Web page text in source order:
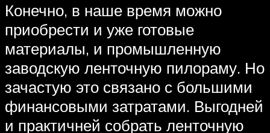
Конечно, в наше время можно
приобрести и уже готовые
материалы, и промышленную
заводскую ленточную пилораму. Но
зачастую это связано с большими
финансовыми затратами. Выгодней
и практичней собрать ленточную